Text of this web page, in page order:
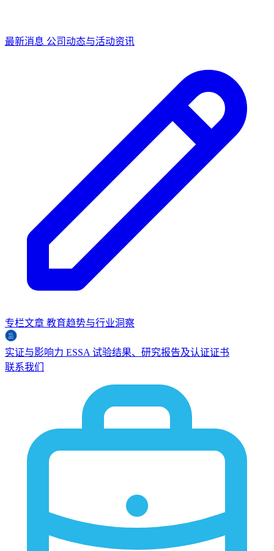
最新消息 公司动态与活动资讯
专栏文章 教育趋势与行业洞察
实证与影响力 ESSA 试验结果、研究报告及认证证书
联系我们